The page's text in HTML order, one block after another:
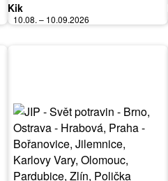
Kik
10.08. – 10.09.2026